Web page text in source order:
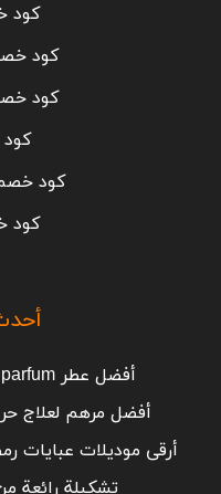
كود
كود
كود
كود
كود
أفضل عطر eau de parfum نون Noon Store
أفضل مرهم لعلاج
أرقى موديلات عبايات
تشكيلة رائعة